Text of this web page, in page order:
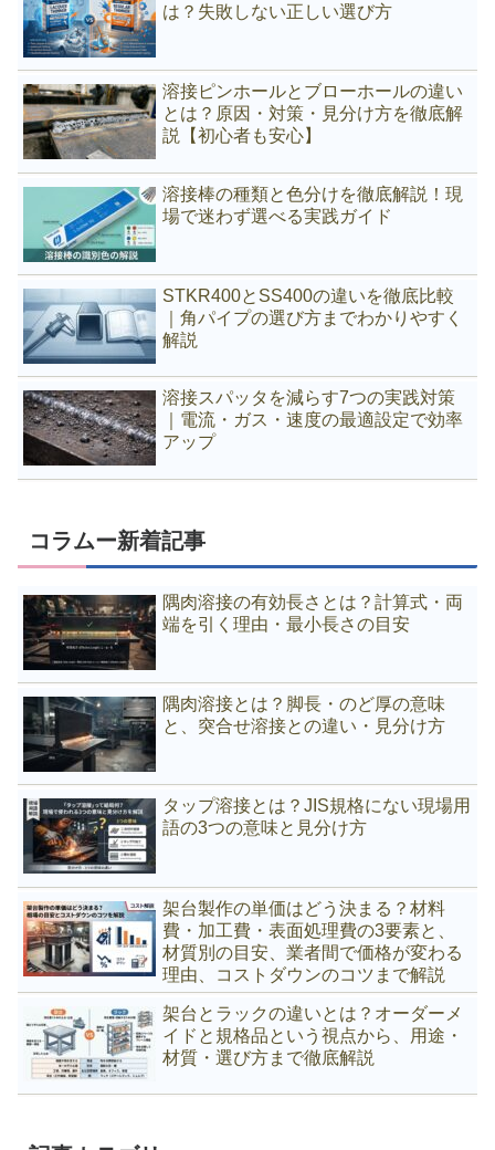
は？失敗しない正しい選び方
溶接ピンホールとブローホールの違い
とは？原因・対策・見分け方を徹底解
説【初心者も安心】
溶接棒の種類と色分けを徹底解説！現
場で迷わず選べる実践ガイド
STKR400とSS400の違いを徹底比較
｜角パイプの選び方までわかりやすく
解説
溶接スパッタを減らす7つの実践対策
｜電流・ガス・速度の最適設定で効率
アップ
コラムー新着記事
隅肉溶接の有効長さとは？計算式・両
端を引く理由・最小長さの目安
隅肉溶接とは？脚長・のど厚の意味
と、突合せ溶接との違い・見分け方
タップ溶接とは？JIS規格にない現場用
語の3つの意味と見分け方
架台製作の単価はどう決まる？材料
費・加工費・表面処理費の3要素と、
材質別の目安、業者間で価格が変わる
理由、コストダウンのコツまで解説
架台とラックの違いとは？オーダーメ
イドと規格品という視点から、用途・
材質・選び方まで徹底解説